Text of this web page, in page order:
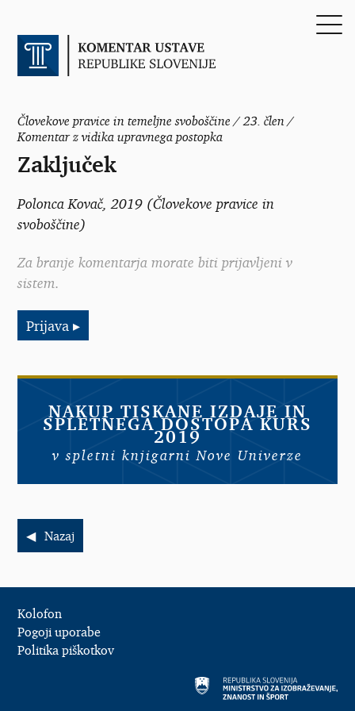
Človekove pravice in temeljne svoboščine / 23. člen /
Komentar z vidika upravnega postopka
Zaključek
Polonca Kovač, 2019 (Človekove pravice in
svoboščine)
Za branje komentarja morate biti prijavljeni v
sistem.
Prijava
NAKUP TISKANE IZDAJE IN
SPLETNEGA DOSTOPA KURS
2019
v spletni knjigarni Nove Univerze
Nazaj
Kolofon
Pogoji uporabe
Politika piškotkov